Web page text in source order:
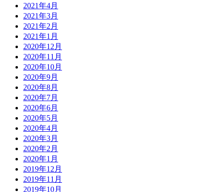
2021年4月
2021年3月
2021年2月
2021年1月
2020年12月
2020年11月
2020年10月
2020年9月
2020年8月
2020年7月
2020年6月
2020年5月
2020年4月
2020年3月
2020年2月
2020年1月
2019年12月
2019年11月
2019年10月